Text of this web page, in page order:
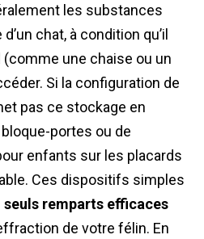
les substances
chat, à condition qu’il
(comme une chaise ou un
Si la configuration de
pas ce stockage en
bloque-portes ou de
enfants sur les placards
Ces dispositifs simples
seuls remparts efficaces
de votre félin. En